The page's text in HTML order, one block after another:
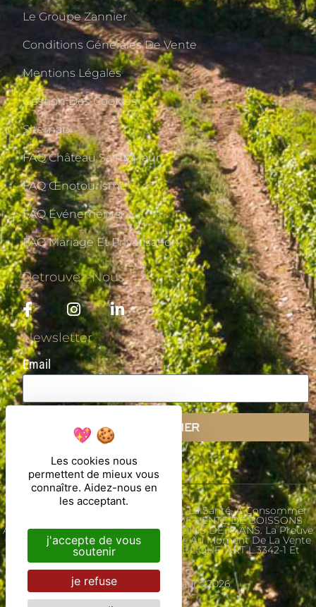
Le Groupe Zannier
Conditions Générales De Vente
Mentions Légales
Gestion Des Cookies
Sitemap
FAQ Château Saint-Maur
FAQ Œnotourisme
FAQ Événements
FAQ Mariage Et Privatisation
Retrouvez-Nous
Newsletter
Email
S'ABONNER
L'abus D'alcool Est Dangereux Pour La Santé, À Consommer
Avec Modération. INTERDICTION DE VENTE DE BOISSONS
ALCOOLIQUES AUX MINEURS DE MOINS DE 18 ANS. La Preuve
De Majorité De L'acheteur Est Exigée Au Moment De La Vente
En Ligne. CODE DE LA SANTE PUBLIQUE. ART L.3342-1 Et
L.3353-3
Ⓒ Château Saint-Maur - 2026
Les cookies nous
permettent de mieux vous
connaître. Aidez-nous en
les acceptant.
j'accepte de vous
soutenir
je refuse